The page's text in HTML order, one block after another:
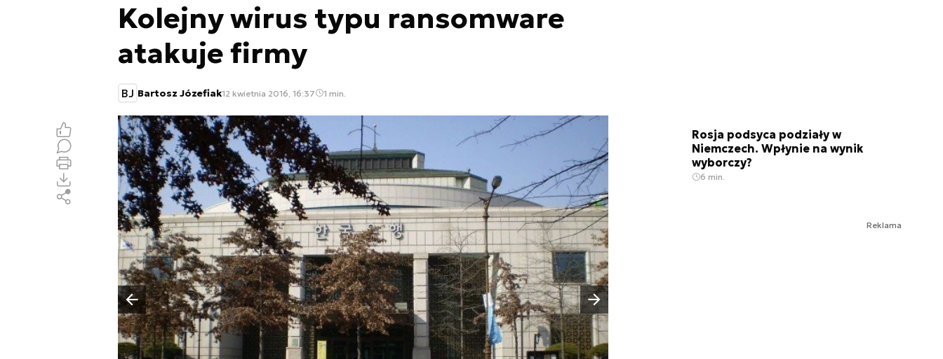
Kolejny wirus typu ransomware
atakuje firmy
BJ Bartosz Józefiak12 kwietnia 2016, 16:37 1 min.
Poprzedni slajd
Następny slajd
Rosja podsyca podziały w
Niemczech. Wpłynie na wynik
wyborczy?
6 min.
Reklama